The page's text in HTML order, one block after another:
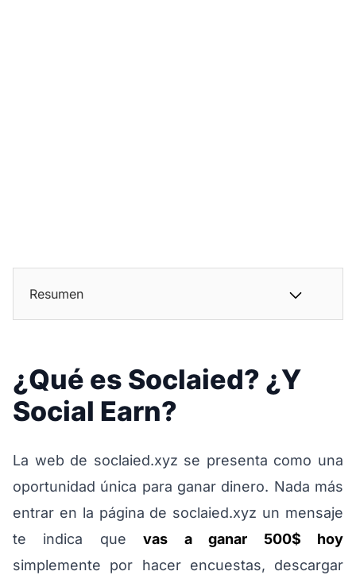
Resumen
¿Qué es Soclaied? ¿Y
Social Earn?
La web de soclaied.xyz se presenta como una
oportunidad única para ganar dinero. Nada más
entrar en la página de soclaied.xyz un mensaje
te indica quevas a ganar 500$ hoy
simplemente por hacer encuestas, descargar